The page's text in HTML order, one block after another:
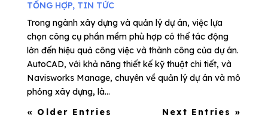
TỔNG HỢP, TIN TỨC
Trong ngành xây dựng và quản lý dự án, việc lựa
chọn công cụ phần mềm phù hợp có thể tác động
lớn đến hiệu quả công việc và thành công của dự án.
AutoCAD, với khả năng thiết kế kỹ thuật chi tiết, và
Navisworks Manage, chuyên về quản lý dự án và mô
phỏng xây dựng, là...
« Older Entries
Next Entries »